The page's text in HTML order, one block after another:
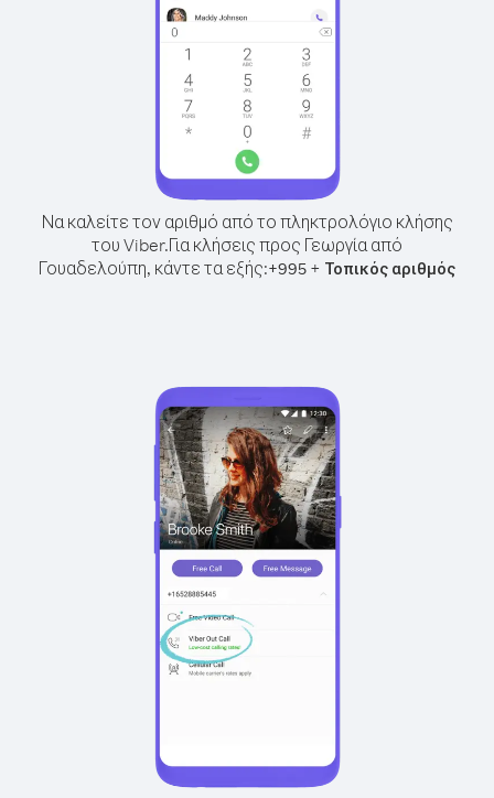
Να καλείτε τον αριθμό από το πληκτρολόγιο κλήσης
του Viber.Για κλήσεις προς Γεωργία από
Γουαδελούπη, κάντε τα εξής:+995 + Τοπικός αριθμός